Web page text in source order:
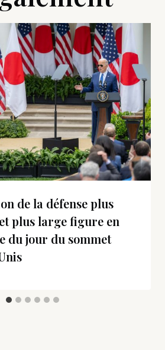
de la défense plus
plus large figure en
du jour du sommet